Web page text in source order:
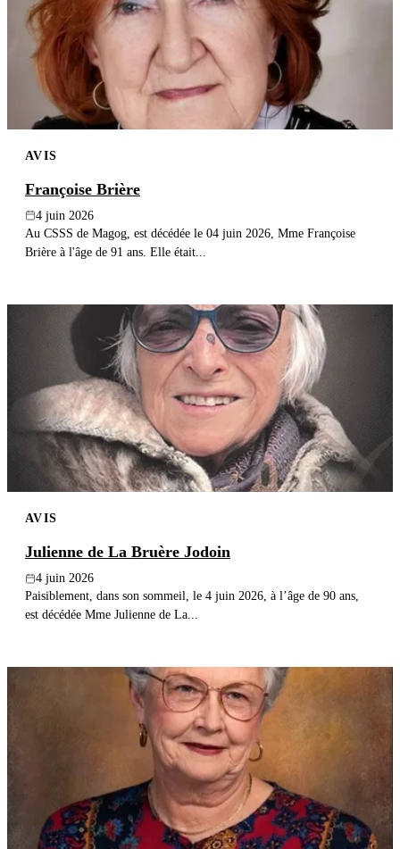
AVIS
Françoise Brière
4 juin 2026
Au CSSS de Magog, est décédée le 04 juin 2026, Mme Françoise
Brière à l'âge de 91 ans. Elle était...
AVIS
Julienne de La Bruère Jodoin
4 juin 2026
Paisiblement, dans son sommeil, le 4 juin 2026, à l’âge de 90 ans,
est décédée Mme Julienne de La...